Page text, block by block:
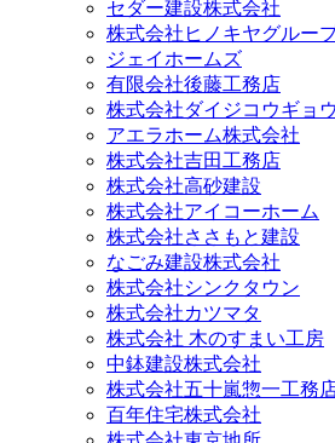
セダー建設株式会社
株式会社ヒノキヤグルー
ジェイホームズ
有限会社後藤工務店
株式会社ダイジコウギョウ
アエラホーム株式会社
株式会社吉田工務店
株式会社高砂建設
株式会社アイコーホーム
株式会社ささもと建設
なごみ建設株式会社
株式会社シンクタウン
株式会社カツマタ
株式会社 木のすまい工房
中鉢建設株式会社
株式会社五十嵐惣一工務
百年住宅株式会社